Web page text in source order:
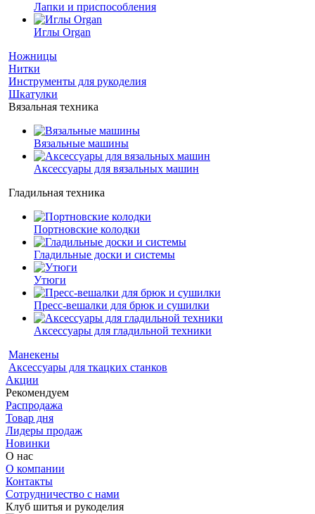
Лапки и приспособления
Иглы Organ
Ножницы
Нитки
Инструменты для рукоделия
Шкатулки
Вязальная техника
Вязальные машины
Аксессуары для вязальных машин
Гладильная техника
Портновские колодки
Гладильные доски и системы
Утюги
Пресс-вешалки для брюк и сушилки
Аксессуары для гладильной техники
Манекены
Аксессуары для ткацких станков
Акции
Рекомендуем
Распродажа
Товар дня
Лидеры продаж
Новинки
О нас
О компании
Контакты
Сотрудничество с нами
Клуб шитья и рукоделия